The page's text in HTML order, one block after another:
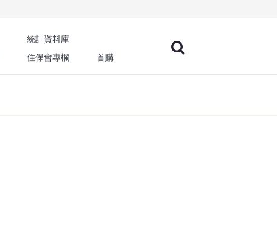
統計資料庫
住保會專欄 首購